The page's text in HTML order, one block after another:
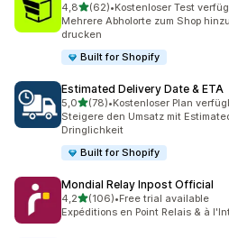
4,8von 5 Sternen
(62)
62 Rezensionen insgesamt
•Kostenloser Test
Mehrere Abholorte zum Shop
drucken
Built for Shopify
Estimated Delivery Date & ETA
5,0von 5 Sternen
(78)
78 Rezensionen insgesamt
•Kostenloser Plan
Steigere den Umsatz mit
Dringlichkeit
Built for Shopify
Mondial Relay Inpost Official
4,2von 5 Sternen
(106)
106 Rezensionen insgesamt
•Free trial available
Expéditions en Point Relais & à